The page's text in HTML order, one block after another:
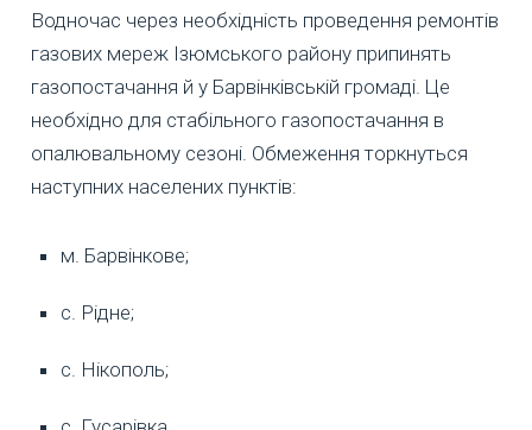
Водночас через необхідність проведення ремонтів
газових мереж Ізюмського району припинять
газопостачання й у Барвінківській громаді. Це
необхідно для стабільного газопостачання в
опалювальному сезоні. Обмеження торкнуться
наступних населених пунктів:
м. Барвінкове;
с. Рідне;
с. Нікополь;